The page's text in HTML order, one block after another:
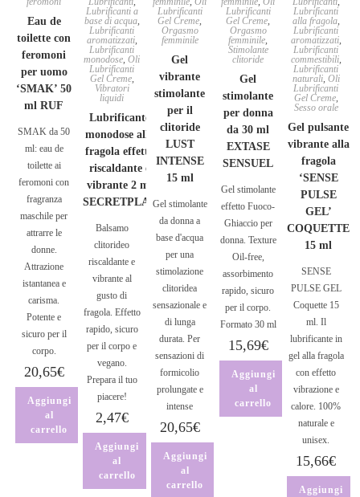
Eau de
toilette con
feromoni
per uomo
‘SMAK’ 50
ml RUF
SMAK da 50
ml: eau de
toilette ai
feromoni con
fragranza
maschile per
attrarre le
donne.
Attrazione
istantanea e
carisma.
Potente e
sicuro per il
corpo.
20,65€
Aggiungi
al
carrello
Lubrificanti a
base di acqua,
Lubrificanti
aromatizzati,
Lubrificanti
monodose,Oli
Lubrificanti
Gel Creme,
Vibratori
liquidi
Lubrificante
monodose alla
fragola effetto
riscaldante e
vibrante 2 ml
SECRETPLAY
Balsamo
clitorideo
riscaldante e
vibrante al
gusto di
fragola. Effetto
rapido, sicuro
per il corpo e
vegano.
Prepara il tuo
piacere!
2,47€
Aggiungi
al
carrello
Lubrificanti
Gel Creme,
Orgasmo
femminile
Gel
vibrante
stimolante
per il
clitoride
LUST
INTENSE
15 ml
Gel stimolante
da donna a
base d'acqua
per una
stimolazione
clitoridea
sensazionale e
di lunga
durata. Per
sensazioni di
formicolio
prolungate e
intense
20,65€
Aggiungi
al
carrello
Lubrificanti
Gel Creme,
Orgasmo
femminile,
Stimolante
clitoride
Gel
stimolante
per donna
da 30 ml
EXTASE
SENSUEL
Gel stimolante
effetto Fuoco-
Ghiaccio per
donna. Texture
Oil-free,
assorbimento
rapido, sicuro
per il corpo.
Formato 30 ml
15,69€
Aggiungi
al
carrello
Lubrificanti
alla fragola,
Lubrificanti
aromatizzati,
Lubrificanti
commestibili,
Lubrificanti
naturali, Oli
Lubrificanti
Gel Creme,
Sesso orale
Gel pulsante
vibrante alla
fragola
‘SENSE
PULSE
GEL’
COQUETTE
15 ml
SENSE
PULSE GEL
Coquette 15
ml. Il
lubrificante in
gel alla fragola
con effetto
vibrazione e
calore. 100%
naturale e
unisex.
15,66€
Aggiungi